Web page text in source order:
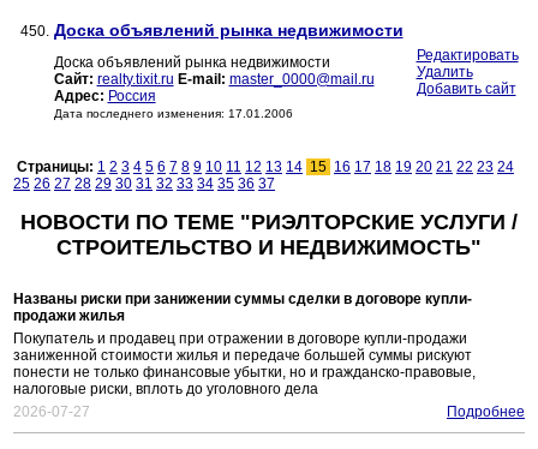
450. Доска объявлений рынка недвижимости
Доска объявлений рынка недвижимости
Сайт: realty.tixit.ru E-mail: master_0000@mail.ru
Адрес: Россия
Дата последнего изменения: 17.01.2006
Редактировать
Удалить
Добавить сайт
Страницы: 1 2 3 4 5 6 7 8 9 10 11 12 13 14 15 16 17 18 19 20 21 22 23 24
25 26 27 28 29 30 31 32 33 34 35 36 37
НОВОСТИ ПО ТЕМЕ "РИЭЛТОРСКИЕ УСЛУГИ /
СТРОИТЕЛЬСТВО И НЕДВИЖИМОСТЬ"
Названы риски при занижении суммы сделки в договоре купли-
продажи жилья
Покупатель и продавец при отражении в договоре купли-продажи
заниженной стоимости жилья и передаче большей суммы рискуют
понести не только финансовые убытки, но и гражданско-правовые,
налоговые риски, вплоть до уголовного дела
2026-07-27
Подробнее